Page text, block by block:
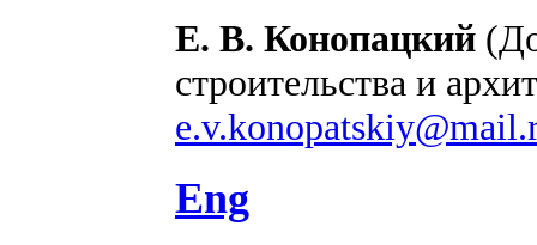
Е. В. Конопацкий
строительства и
Eng